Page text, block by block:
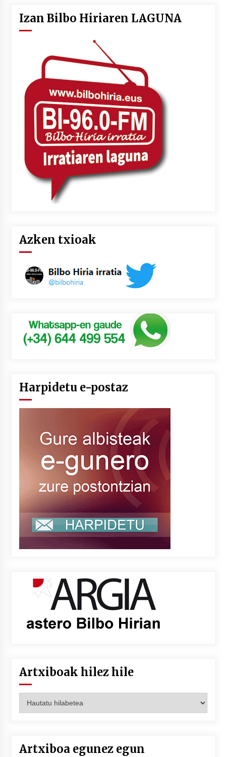
Izan Bilbo Hiriaren LAGUNA
Azken txioak
Harpidetu e-postaz
Artxiboak hilez hile
hilez
Artxiboa egunez egun